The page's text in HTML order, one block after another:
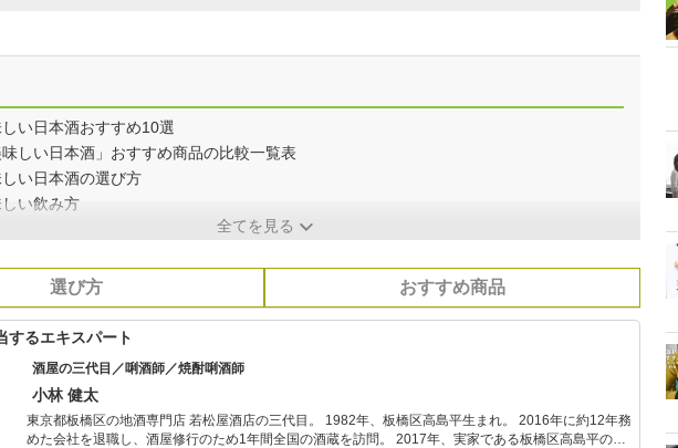
い日本酒おすすめ10選
味しい日本酒」おすすめ商品の比較一覧表
い日本酒の選び方
い飲み方
全てを見る
選び方 おすすめ商品
するエキスパート
酒屋の三代目／唎酒師／焼酎唎酒師
小林 健太
東京都板橋区の地酒専門店 若松屋酒店の三代目。 1982年、板橋区高島平生まれ。 2016年に約12年務
めた会社を退職し、酒屋修行のため1年間全国の酒蔵を訪問。 2017年、実家である板橋区高島平の若